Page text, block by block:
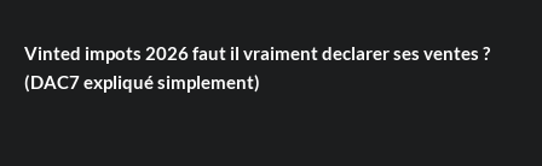
Vinted impots 2026 faut il vraiment declarer ses ventes ?
(DAC7 expliqué simplement)